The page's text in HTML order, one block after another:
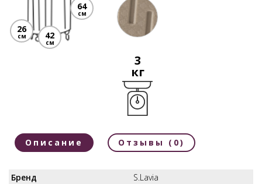
26
см
64
см
42
см
3
кг
Описание Отзывы (0)
Бренд
S.Lavia